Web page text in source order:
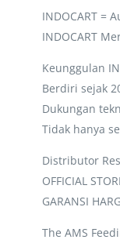
INDOCART =
INDOCART
Keunggulan
Berdiri sejak
Dukungan
Tidak hanya
Distributor
OFFICIAL
GARANSI
The AMS